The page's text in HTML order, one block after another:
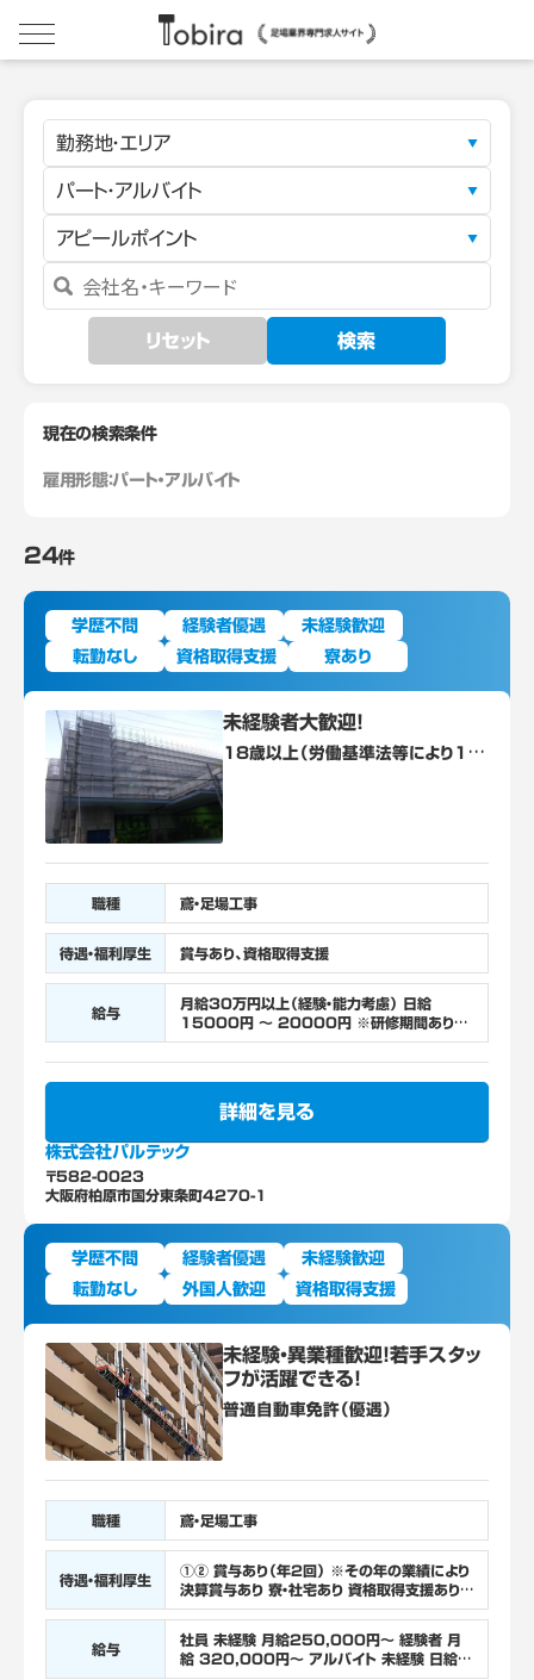
勤務地・エリア
パート・アルバイト
アピールポイント
検索
リセット
現在の検索条件
雇用形態：パート・アルバイト
24件
学歴不問 経験者優遇
未経験歓迎
転勤なし
資格取得支援 寮あり
未経験者大歓迎！
18歳以上（労働基準法等により18
歳未満の就業が禁止されている/高
所作業）、未経験者歓迎、経験不問
職種 鳶・足場工事
待遇・福利厚生 賞与あり、資格取得支援
給与
月給30万円以上（経験・能力考慮） 日給
15000円 ～ 20000円 ※研修期間あり
（3か月）
株式会社パルテック
〒582-0023
大阪府柏原市国分東条町4270-1
詳細を見る
学歴不問 経験者優遇
未経験歓迎
転勤なし
外国人歓迎 資格取得支援
未経験・異業種歓迎！若手スタッ
フが活躍できる！
普通自動車免許（優遇）
職種 鳶・足場工事
待遇・福利厚生
①② 賞与あり（年2回） ※その年の業績により
決算賞与あり 寮・社宅あり 資格取得支援あり、
社員懇親会、社員旅行
給与
社員 未経験 月給250,000円～ 経験者 月
給 320,000円～ アルバイト 未経験 日給